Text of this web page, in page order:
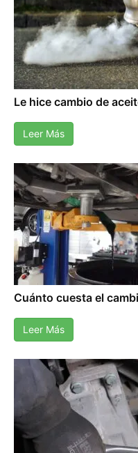
Le hice cambio de
Leer Más
Cuánto cuesta el
Leer Más